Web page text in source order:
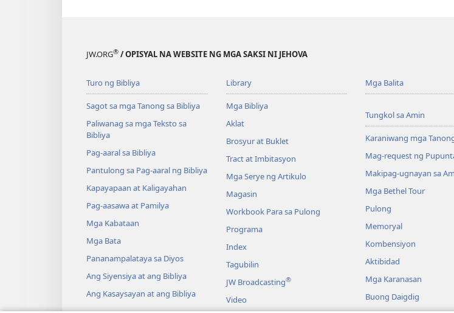
JW.ORG® / OPISYAL NA WEBSITE NG MGA SAKSI NI JEHOVA
Turo ng Bibliya
Sagot sa mga Tanong sa Bibliya
Paliwanag sa mga Teksto sa
Bibliya
Pag-aaral sa Bibliya
Pantulong sa Pag-aaral ng Bibliya
Kapayapaan at Kaligayahan
Pag-aasawa at Pamilya
Mga Kabataan
Mga Bata
Pananampalataya sa Diyos
Ang Siyensiya at ang Bibliya
Ang Kasaysayan at ang Bibliya
Library
Mga Bibliya
Aklat
Brosyur at Buklet
Tract at Imbitasyon
Mga Serye ng Artikulo
Magasin
Workbook Para sa Pulong
Programa
Index
Tagubilin
JW Broadcasting®
Video
Mga Balita
Tungkol sa Amin
Karaniwang mga
Mag-request ng
Makipag-ugnayan sa
Mga Bethel Tour
Pulong
Memoryal
Kombensiyon
Aktibidad
Mga Karanasan
Buong Daigdig